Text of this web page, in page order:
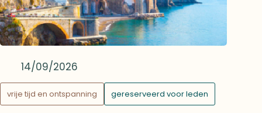
14/09/2026
vrije tijd en ontspanning gereserveerd voor leden